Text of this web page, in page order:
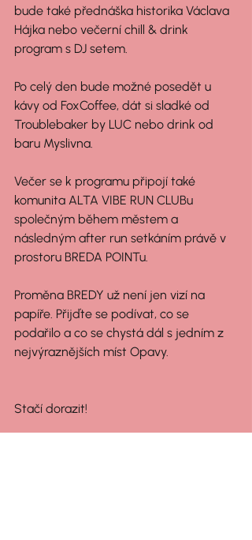
bude také přednáška historika Václava
Hájka nebo večerní chill & drink
program s DJ setem.
Po celý den bude možné posedět u
kávy od FoxCoffee, dát si sladké od
Troublebaker by LUC nebo drink od
baru Myslivna.
Večer se k programu připojí také
komunita ALTA VIBE RUN CLUBu
společným během městem a
následným after run setkáním právě v
prostoru BREDA POINTu.
Proměna BREDY už není jen vizí na
papíře. Přijďte se podívat, co se
podařilo a co se chystá dál s jedním z
nejvýraznějších míst Opavy.
Stačí dorazit!